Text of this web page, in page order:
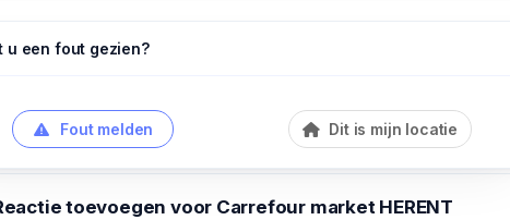
u een fout gezien?
Fout melden Dit is mijn locatie
toevoegen voor Carrefour market HERENT